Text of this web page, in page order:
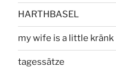
HARTHBASEL
my wife is a little kränk
tagessätze